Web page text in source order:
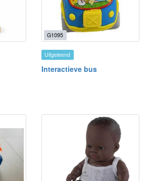
G1095
Uitgeleend
Interactieve bus